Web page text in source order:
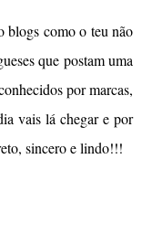
blogs como o teu não
que postam uma
por marcas,
vais lá chegar e por
sincero e lindo!!!